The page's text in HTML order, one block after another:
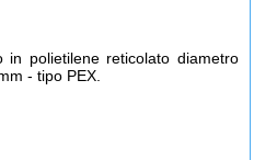
polietilene reticolato diametro
- tipo PEX.